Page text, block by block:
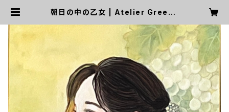
朝日の中の乙女 | Atelier Greenp